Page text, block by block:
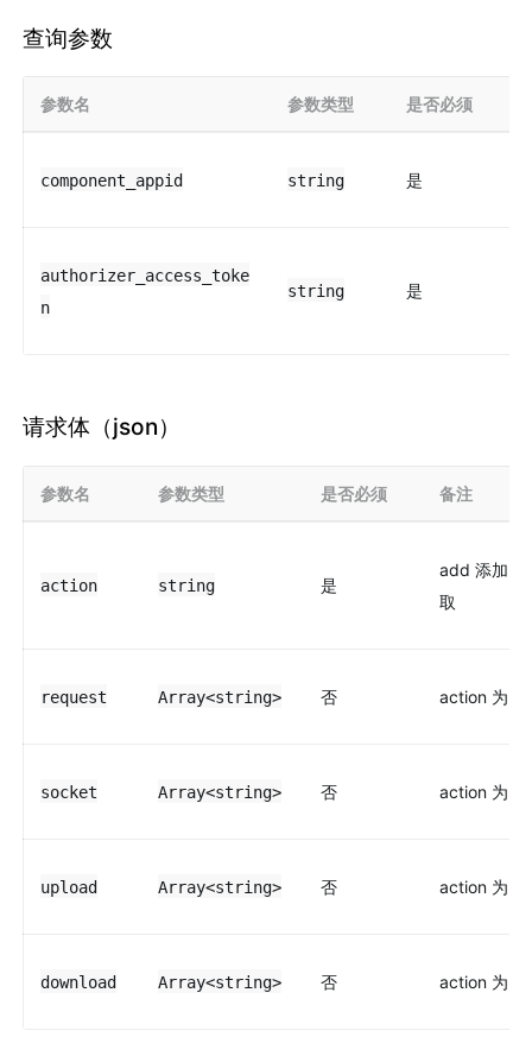
查询参数
参数名 参数类型 是否必须
component_appid string 是
authorizer_access_toke
n
string 是
请求体（json）
参数名 参数类型 是否必须 备注
action string 是
add 添加，
取
request Array<string> 否 action 为
socket Array<string> 否 action 为
upload Array<string> 否 action 为
download Array<string> 否 action 为